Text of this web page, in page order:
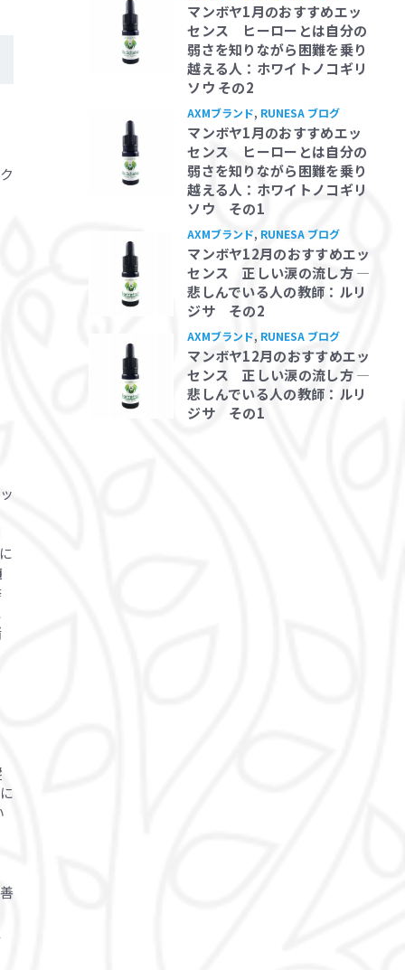
マンボヤ1月のおすすめエッ
センス ヒーローとは自分の
弱さを知りながら困難を乗り
越える人：ホワイトノコギリ
ソウ その2
AXMブランド, RUNESA ブログ
マンボヤ1月のおすすめエッ
センス ヒーローとは自分の
弱さを知りながら困難を乗り
越える人：ホワイトノコギリ
ソウ その1
AXMブランド, RUNESA ブログ
マンボヤ12月のおすすめエッ
センス 正しい涙の流し方 ―
悲しんでいる人の教師：ルリ
ジサ その2
AXMブランド, RUNESA ブログ
マンボヤ12月のおすすめエッ
センス 正しい涙の流し方 ―
悲しんでいる人の教師：ルリ
ジサ その1